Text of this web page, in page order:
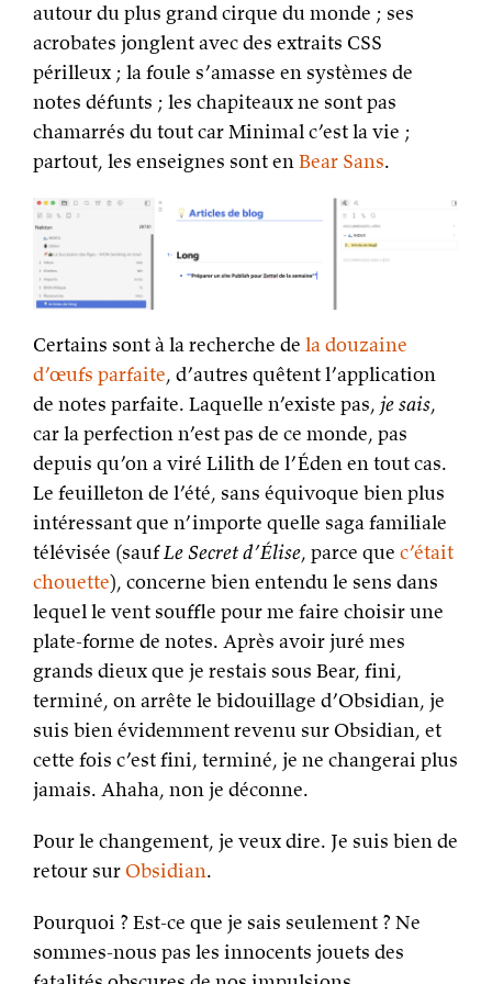
autour du plus grand cirque du monde ; ses
acrobates jonglent avec des extraits CSS
périlleux ; la foule s’amasse en systèmes de
notes défunts ; les chapiteaux ne sont pas
chamarrés du tout car Minimal c’est la vie ;
partout, les enseignes sont enBear Sans.
Certains sont à la recherche de la douzaine
d’œufs parfaite, d’autres quêtent l’application
de notes parfaite. Laquelle n’existe pas, je sais,
car la perfection n’est pas de ce monde, pas
depuis qu’on a viré Lilith de l’Éden en tout cas.
Le feuilleton de l’été, sans équivoque bien plus
intéressant que n’importe quelle saga familiale
télévisée (saufLe Secret d’Élise, parce que c’était
chouette), concerne bien entendu le sens dans
lequel le vent souffle pour me faire choisir une
plate-forme de notes. Après avoir juré mes
grands dieux que je restais sous Bear, fini,
terminé, on arrête le bidouillage d’Obsidian, je
suis bien évidemment revenu sur Obsidian, et
cette fois c’est fini, terminé, je ne changerai plus
jamais. Ahaha, non je déconne.
Pour le changement, je veux dire. Je suis bien de
retour sur Obsidian.
Pourquoi ? Est-ce que je sais seulement ? Ne
sommes-nous pas les innocents jouets des